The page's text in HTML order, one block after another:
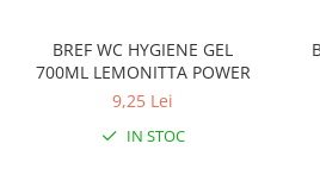
BREF WC HYGIENE GEL
700ML LEMONITTA POWER
9,25 Lei
IN STOC